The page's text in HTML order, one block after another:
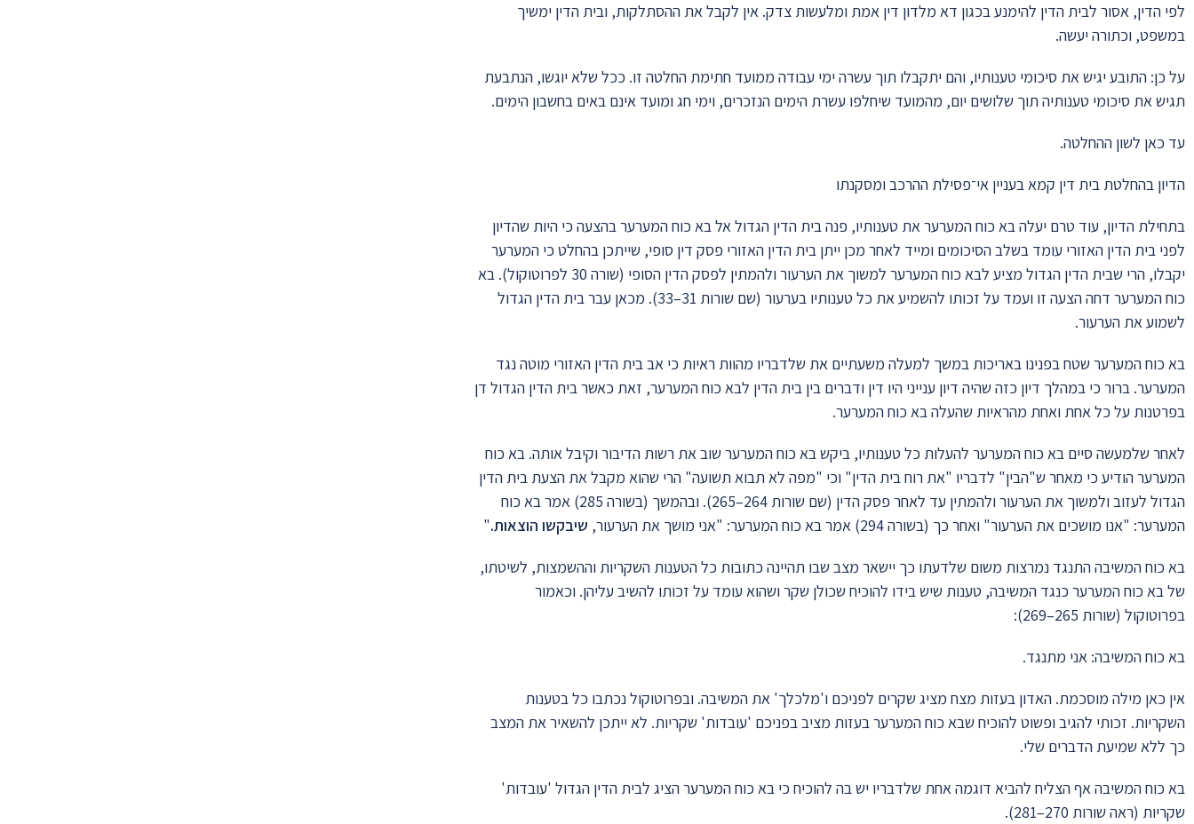
לפי הדין, אסור לבית הדין להימנע בכגון דא מלדון דין אמת ומלעשות צדק. אין לקבל את ההסתלקות, ובית הדין ימשיך
במשפט, וכתורה יעשה.
על כן: התובע יגיש את סיכומי טענותיו, והם יתקבלו תוך עשרה ימי עבודה ממועד חתימת החלטה זו. ככל שלא יוגשו, הנתבעת
תגיש את סיכומי טענותיה תוך שלושים יום, מהמועד שיחלפו עשרת הימים הנזכרים, וימי חג ומועד אינם באים בחשבון הימים.
עד כאן לשון ההחלטה.
הדיון בהחלטת בית דין קמא בעניין אי־פסילת ההרכב ומסקנתו
בתחילת הדיון, עוד טרם יעלה בא כוח המערער את טענותיו, פנה בית הדין הגדול אל בא כוח המערער בהצעה כי היות שהדיון
לפני בית הדין האזורי עומד בשלב הסיכומים ומייד לאחר מכן ייתן בית הדין האזורי פסק דין סופי, שייתכן בהחלט כי המערער
יקבלו, הרי שבית הדין הגדול מציע לבא כוח המערער למשוך את הערעור ולהמתין לפסק הדין הסופי (שורה 30 לפרוטוקול). בא
כוח המערער דחה הצעה זו ועמד על זכותו להשמיע את כל טענותיו בערעור (שם שורות 31–33). מכאן עבר בית הדין הגדול
לשמוע את הערעור.
בא כוח המערער שטח בפנינו באריכות במשך למעלה משעתיים את שלדבריו מהוות ראיות כי אב בית הדין האזורי מוטה נגד
המערער. ברור כי במהלך דיון כזה שהיה דיון ענייני היו דין ודברים בין בית הדין לבא כוח המערער, זאת כאשר בית הדין הגדול דן
בפרטנות על כל אחת ואחת מהראיות שהעלה בא כוח המערער.
לאחר שלמעשה סיים בא כוח המערער להעלות כל טענותיו, ביקש בא כוח המערער שוב את רשות הדיבור וקיבל אותה. בא כוח
המערער הודיע כי מאחר ש"הבין" לדבריו "את רוח בית הדין" וכי "מפה לא תבוא תשועה" הרי שהוא מקבל את הצעת בית הדין
הגדול לעזוב ולמשוך את הערעור ולהמתין עד לאחר פסק הדין (שם שורות 264–265). ובהמשך (בשורה 285) אמר בא כוח
המערער: "אנו מושכים את הערעור" ואחר כך (בשורה 294) אמר בא כוח המערער: "אני מושך את הערעור,
שיבקשו הוצאות."
בא כוח המשיבה התנגד נמרצות משום שלדעתו כך יישאר מצב שבו תהיינה כתובות כל הטענות השקריות וההשמצות, לשיטתו,
של בא כוח המערער כנגד המשיבה, טענות שיש בידו להוכיח שכולן שקר ושהוא עומד על זכותו להשיב עליהן. וכאמור
בפרוטוקול (שורות 265–269):
בא כוח המשיבה: אני מתנגד.
אין כאן מילה מוסכמת. האדון בעזות מצח מציג שקרים לפניכם ו'מלכלך' את המשיבה. ובפרוטוקול נכתבו כל בטענות
השקריות. זכותי להגיב ופשוט להוכיח שבא כוח המערער בעזות מציב בפניכם 'עובדות' שקריות. לא ייתכן להשאיר את המצב
כך ללא שמיעת הדברים שלי.
בא כוח המשיבה אף הצליח להביא דוגמה אחת שלדבריו יש בה להוכיח כי בא כוח המערער הציג לבית הדין הגדול 'עובדות'
שקריות (ראה שורות 270–281).